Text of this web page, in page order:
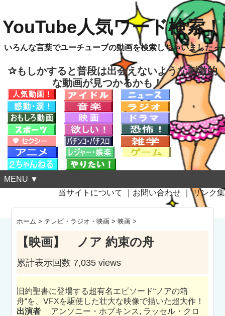
YouTube人気ワード検索！
いろんな言葉でユーチューブの動画を検索しちゃいました～
✰もしかすると普段は出会えないような刺激的
な動画が見つかるかも！
MENU ▼
当サイトについて
お問い合わせ ｜リンク集
ホーム > テレビ・ラジオ・映画 >映画 >
【映画】 ノア 約束の舟
累計表示回数 7,035 views
旧約聖書に登場する超有名エピソード“ノアの箱
舟“を、VFXを駆使した壮大な映像で描いた超大作！
出演者 アンソニー・ホプキンス, ラッセル・クロ